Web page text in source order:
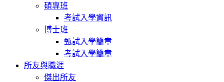
碩專班
考試入學資訊
博士班
甄試入學簡章
考試入學簡章
所友與職涯
傑出所友